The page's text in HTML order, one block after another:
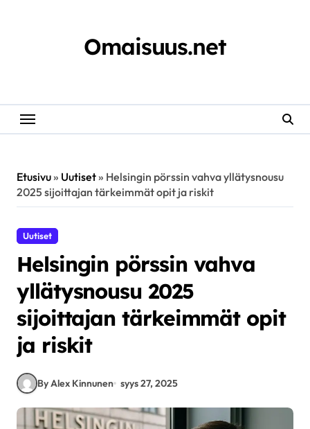
Omaisuus.net
Etusivu» Uutiset» Helsingin pörssin vahva yllätysnousu
2025 sijoittajan tärkeimmät opit ja riskit
Uutiset
Helsingin pörssin vahva
yllätysnousu 2025
sijoittajan tärkeimmät opit
ja riskit
By Alex Kinnunen syys 27, 2025